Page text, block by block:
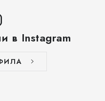
в Instagram